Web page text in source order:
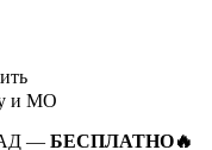
и МО
— БЕСПЛАТНО🔥